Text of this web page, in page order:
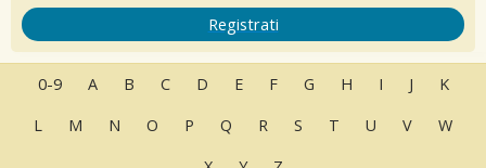
Registrati
0-9 A B C D E F G H I J
K
L
M N O P Q R S T U V
W